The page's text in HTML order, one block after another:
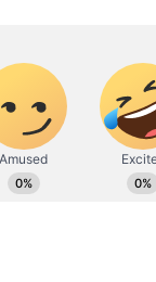
संपर्क किया जा